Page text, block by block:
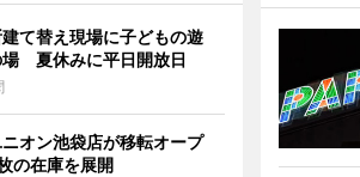
て替え現場に子どもの遊
場 夏休みに平日開放日
オン池袋店が移転オープ
の在庫を展開